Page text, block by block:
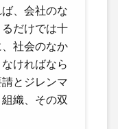
、会社のな
だけでは十
社会のなか
ければなら
とジレンマ
織、その双